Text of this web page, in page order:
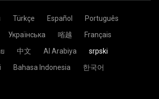
Türkçe Español
Português
Українська 㗂越
Français
中文 Al Arabiya
srpski
Bahasa Indonesia
한국어